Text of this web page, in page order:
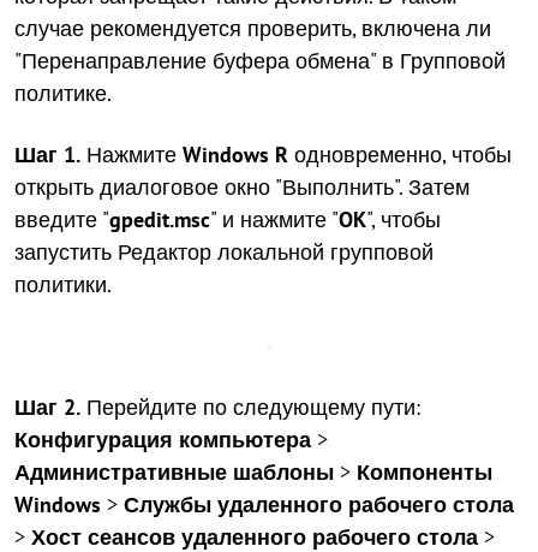
случае рекомендуется проверить, включена ли
"Перенаправление буфера обмена" в Групповой
политике.
Шаг 1. Нажмите Windows R одновременно, чтобы
открыть диалоговое окно "Выполнить". Затем
введите "gpedit.msc" и нажмите "OK", чтобы
запустить Редактор локальной групповой
политики.
Шаг 2. Перейдите по следующему пути:
Конфигурация компьютера >
Административные шаблоны > Компоненты
Windows > Службы удаленного рабочего стола
> Хост сеансов удаленного рабочего стола >